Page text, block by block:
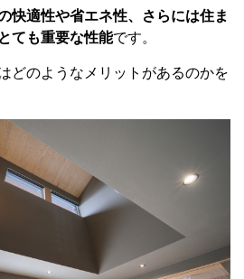
快適性や省エネ性、さらには住ま
ても重要な性能です。
どのようなメリットがあるのかを